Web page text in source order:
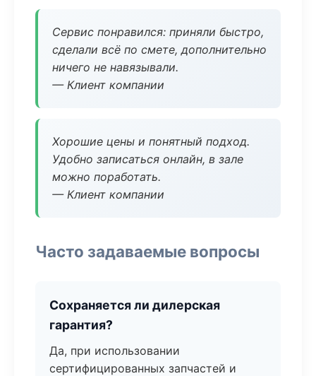
Сервис понравился: приняли быстро,
сделали всё по смете, дополнительно
ничего не навязывали.
— Клиент компании
Хорошие цены и понятный подход.
Удобно записаться онлайн, в зале
можно поработать.
— Клиент компании
Часто задаваемые вопросы
Сохраняется ли дилерская
гарантия?
Да, при использовании
сертифицированных запчастей и